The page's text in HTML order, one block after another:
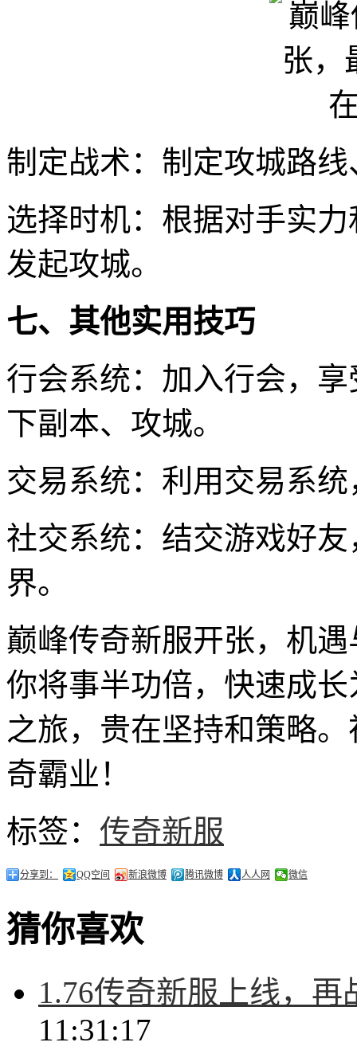
制定战术：制定攻城路
选择时机：根据对手实
发起攻城。
七、其他实用技巧
行会系统：加入行会，
下副本、攻城。
交易系统：利用交易系
社交系统：结交游戏好
界。
巅峰传奇新服开张，机
你将事半功倍，快速成
之旅，贵在坚持和策略
奇霸业！
标签： 传奇新服
分享到： QQ空间 新浪微博 腾讯微博 人人网 微信
猜你喜欢
1.76传奇新服上线，再
11:31:17